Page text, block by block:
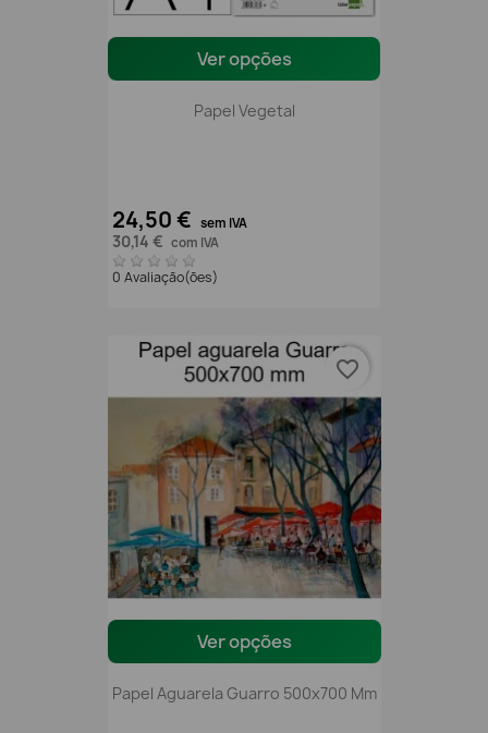
Ver opções
Papel Vegetal
24,50 € sem IVA
30,14 € com IVA
0 Avaliação(ões)
Ver opções
Papel Aguarela Guarro 500x700 Mm
favorite_border